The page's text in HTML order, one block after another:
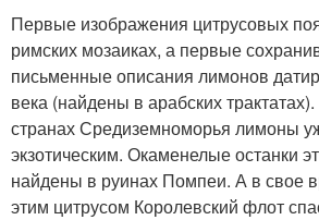
Первые изображения цитрусовых
римских мозаиках, а первые
письменные описания лимонов
века (найдены в арабских
странах Средиземноморья лимоны
экзотическим. Окаменелые останки
найдены в руинах Помпеи. А в свое
этим цитрусом Королевский флот